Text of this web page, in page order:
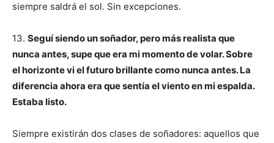
siempre saldrá el sol. Sin excepciones.
13. Seguí siendo un soñador, pero más realista que
nunca antes, supe que era mi momento de volar. Sobre
el horizonte vi el futuro brillante como nunca antes. La
diferencia ahora era que sentía el viento en mi espalda.
Estaba listo.
Siempre existirán dos clases de soñadores: aquellos que